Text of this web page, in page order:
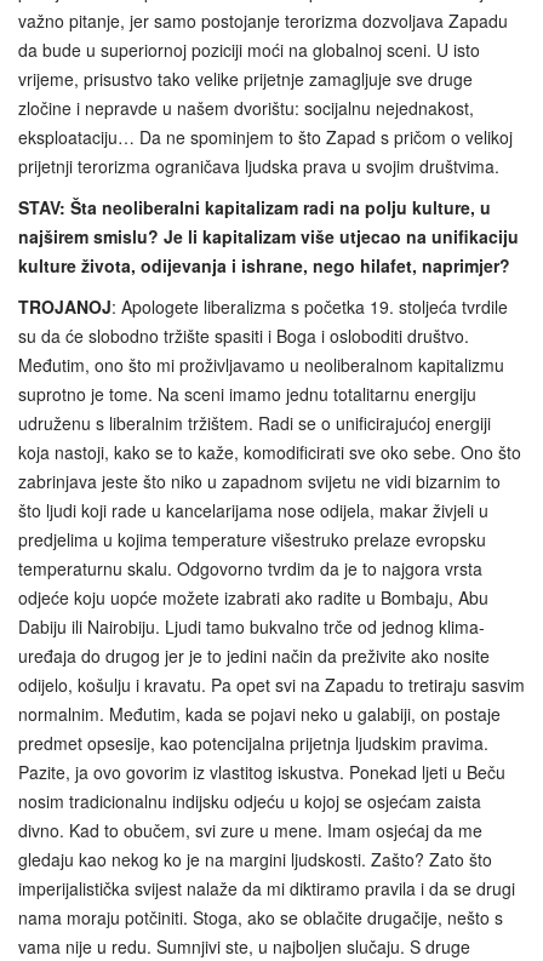
važno pitanje, jer samo postojanje terorizma dozvoljava Zapadu
da bude u superiornoj poziciji moći na globalnoj sceni. U isto
vrijeme, prisustvo tako velike prijetnje zamagljuje sve druge
zločine i nepravde u našem dvorištu: socijalnu nejednakost,
eksploataciju… Da ne spominjem to što Zapad s pričom o velikoj
prijetnji terorizma ograničava ljudska prava u svojim društvima.
STAV: Šta neoliberalni kapitalizam radi na polju kulture, u
najširem smislu? Je li kapitalizam više utjecao na unifikaciju
kulture života, odijevanja i ishrane, nego hilafet, naprimjer?
TROJANOJ: Apologete liberalizma s početka 19. stoljeća tvrdile
su da će slobodno tržište spasiti i Boga i osloboditi društvo.
Međutim, ono što mi proživljavamo u neoliberalnom kapitalizmu
suprotno je tome. Na sceni imamo jednu totalitarnu energiju
udruženu s liberalnim tržištem. Radi se o unificirajućoj energiji
koja nastoji, kako se to kaže, komodificirati sve oko sebe. Ono što
zabrinjava jeste što niko u zapadnom svijetu ne vidi bizarnim to
što ljudi koji rade u kancelarijama nose odijela, makar živjeli u
predjelima u kojima temperature višestruko prelaze evropsku
temperaturnu skalu. Odgovorno tvrdim da je to najgora vrsta
odjeće koju uopće možete izabrati ako radite u Bombaju, Abu
Dabiju ili Nairobiju. Ljudi tamo bukvalno trče od jednog klima-
uređaja do drugog jer je to jedini način da preživite ako nosite
odijelo, košulju i kravatu. Pa opet svi na Zapadu to tretiraju sasvim
normalnim. Međutim, kada se pojavi neko u galabiji, on postaje
predmet opsesije, kao potencijalna prijetnja ljudskim pravima.
Pazite, ja ovo govorim iz vlastitog iskustva. Ponekad ljeti u Beču
nosim tradicionalnu indijsku odjeću u kojoj se osjećam zaista
divno. Kad to obučem, svi zure u mene. Imam osjećaj da me
gledaju kao nekog ko je na margini ljudskosti. Zašto? Zato što
imperijalistička svijest nalaže da mi diktiramo pravila i da se drugi
nama moraju potčiniti. Stoga, ako se oblačite drugačije, nešto s
vama nije u redu. Sumnjivi ste, u najboljen slučaju. S druge